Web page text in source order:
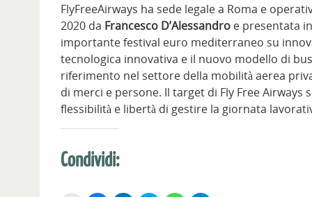
FlyFreeAirways ha sede legale a Roma e
2020 da Francesco D’Alessandro e presentata
importante festival euro mediterraneo su
tecnologica innovativa e il nuovo modello di
riferimento nel settore della mobilità aerea
di merci e persone. Il target di Fly Free
flessibilità e libertà di gestire la giornata
Condividi: